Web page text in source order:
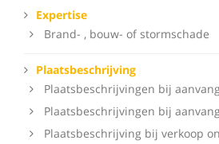
Expertise
Brand- , bouw- of stormschade
Plaatsbeschrijving
Plaatsbeschrijvingen bij
Plaatsbeschrijvingen bij
Plaatsbeschrijving bij verkoop